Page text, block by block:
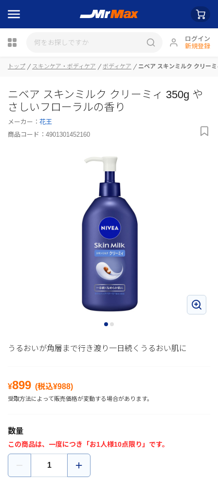
ログイン
新規登録
瓶詰
トップ スキンケア・ボディケア ボディケア ニベア スキンミルク クリー
ニベア スキンミルク クリーミィ 350g や
さしいフローラルの香り
メーカー： 花王
商品コード： 4901301452160
うるおいが角層まで行き渡り一日続くうるおい肌に
¥899 (税込¥988)
受取方法によって販売価格が変動する場合があります。
数量
この商品は、一度につき「お1人様10点限り」です。